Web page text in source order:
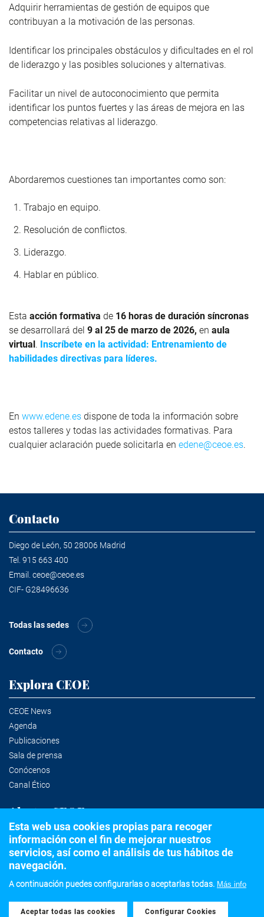
Adquirir herramientas de gestión de equipos que
contribuyan a la motivación de las personas.
Identificar los principales obstáculos y dificultades en el rol
de liderazgo y las posibles soluciones y alternativas.
Facilitar un nivel de autoconocimiento que permita
identificar los puntos fuertes y las áreas de mejora en las
competencias relativas al liderazgo.
Abordaremos cuestiones tan importantes como son:
Trabajo en equipo.
Resolución de conflictos.
Liderazgo.
Hablar en público.
Esta acción formativa de 16 horas de duración síncronas
se desarrollará del 9 al 25 de marzo de 2026, en aula
virtual. Inscríbete en la actividad: Entrenamiento de
habilidades directivas para líderes.
En www.edene.es dispone de toda la información sobre
estos talleres y todas las actividades formativas. Para
cualquier aclaración puede solicitarla en edene@ceoe.es.
Contacto
Diego de León, 50 28006 Madrid
Tel. 915 663 400
Email. ceoe@ceoe.es
CIF- G28496636
Todas las sedes
Contacto
Explora CEOE
CEOE News
Agenda
Publicaciones
Sala de prensa
Conócenos
Canal Ético
Alertas CEOE
Suscríbete a la newsletter
©2020 Confederación Española de Organizaciones Empresariales
Esta web usa cookies propias para recoger
información con el fin de mejorar nuestros
servicios, así como el análisis de tus hábitos de
navegación.
A continuación puedes configurarlas o aceptarlas todas. Más info
Aceptar todas las cookies
Withdraw consent